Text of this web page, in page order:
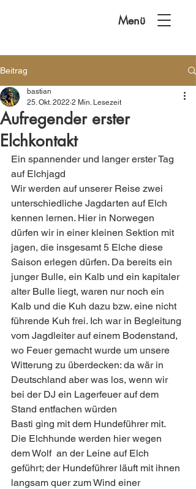
Menü
Beitrag
Aufregender erster
Elchkontakt
bastian
25. Okt. 2022 2 Min. Lesezeit
Ein spannender und langer erster Tag
auf Elchjagd
Wir werden auf unserer Reise zwei
unterschiedliche Jagdarten auf Elch
kennen lernen. Hier in Norwegen
dürfen wir in einer kleinen Sektion mit
jagen, die insgesamt 5 Elche diese
Saison erlegen dürfen. Da bereits ein
junger Bulle, ein Kalb und ein kapitaler
alter Bulle liegt, waren nur noch ein
Kalb und die Kuh dazu bzw. eine nicht
führende Kuh frei. Ich war in Begleitung
vom Jagdleiter auf einem Bodenstand,
wo Feuer gemacht wurde um unsere
Witterung zu überdecken: da wär in
Deutschland aber was los, wenn wir
bei der DJ ein Lagerfeuer auf dem
Stand entfachen würden
Basti ging mit dem Hundeführer mit.
Die Elchhunde werden hier wegen
dem Wolf  an der Leine auf Elch
geführt; der Hundeführer läuft mit ihnen
langsam quer zum Wind einer